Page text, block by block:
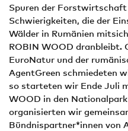
Spuren der
Schwierigkeiten, die der
Wälder in Rumänien
ROBIN WOOD dranbleibt.
EuroNatur und der
AgentGreen schmiedeten
so starteten wir Ende Juli
WOOD in den
organisierten wir
Bündnispartner*innen von